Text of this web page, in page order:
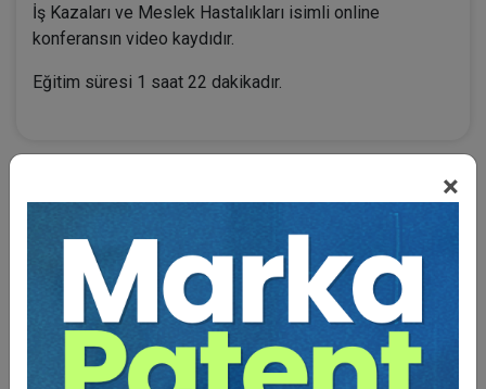
×
İş Kazaları ve Meslek Hastalıkları isimli online
konferansın video kaydıdır.
Eğitim süresi 1 saat 22 dakikadır.
BENZER VIDEO EĞITIMLER
Video Eğitim Abonesi Ol: Sadece 5490 TL / Yıllık